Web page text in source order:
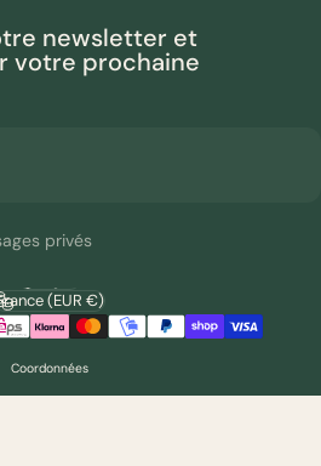
newsletter et
votre prochaine
privés
Coordonnées
Langue
région
(EUR €)